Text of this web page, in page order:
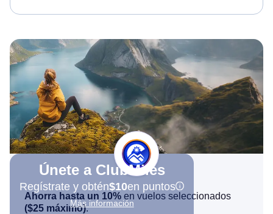
Únete a ClubMiles
Regístrate y obtén$10en puntos
Más información
Ahorra hasta un 10% en vuelos seleccionados
($25 máximo).